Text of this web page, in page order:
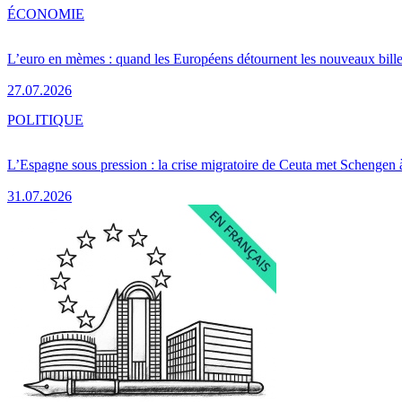
L’euro en mèmes : quand les Européens détournent les nouveaux
27.07.2026
ÉCONOMIE
L’Espagne sous pression : la crise migratoire de Ceuta met Schengen
31.07.2026
POLITIQUE